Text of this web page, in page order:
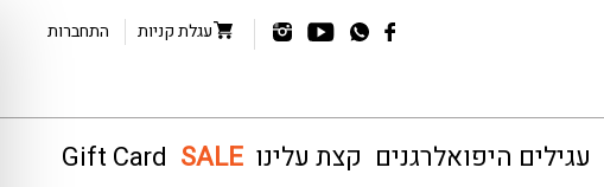
עגלת קניות התחברות
עגילים היפואלרגנים קצת עלינו SALE
Gift Card